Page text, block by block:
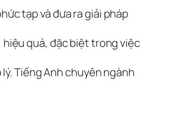
tạp và đưa ra giải pháp
quả, đặc biệt trong việc
Tiếng Anh chuyên ngành